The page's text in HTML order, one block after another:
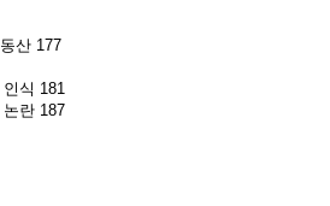
산 177
식 181
란 187